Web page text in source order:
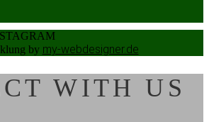
by my-webdesigner.de
WITH US